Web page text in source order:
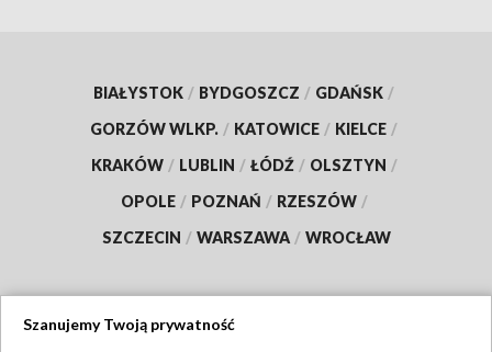
BIAŁYSTOK / BYDGOSZCZ / GDAŃSK /
GORZÓW WLKP. / KATOWICE / KIELCE /
KRAKÓW / LUBLIN / ŁÓDŹ / OLSZTYN /
OPOLE / POZNAŃ / RZESZÓW /
SZCZECIN / WARSZAWA / WROCŁAW
Szanujemy Twoją prywatność